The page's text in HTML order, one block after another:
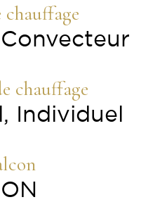
chauffage
Individuel